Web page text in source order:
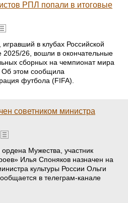
РПЛ попали в итоговые
в клубах Российской
2025/26, вошли в окончательные
сборных на чемпионат мира
Об этом сообщила
футбола (FIFA).
советником министра
Мужества, участник
Илья Споняков назначен на
культуры России Ольги
в телеграм-канале